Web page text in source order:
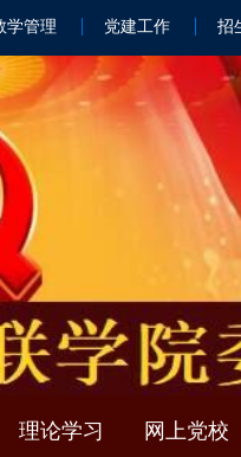
学管理 党建工作 招
理论学习 网上党校